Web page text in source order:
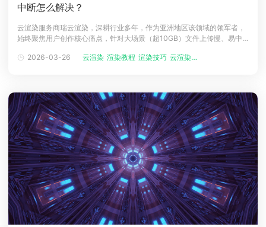
中断怎么解决？
云渲染服务商瑞云渲染，深耕行业多年，作为亚洲地区该领域的领军者，
始终聚焦用户创作核心痛点，针对大场景（超10GB）文件上传慢、易中
的专属解决方案，助力创作者提升工作效率。一、大场景文件上传慢的原
2026-03-26 云渲染 渲染教程 渲染技巧 云渲染农场